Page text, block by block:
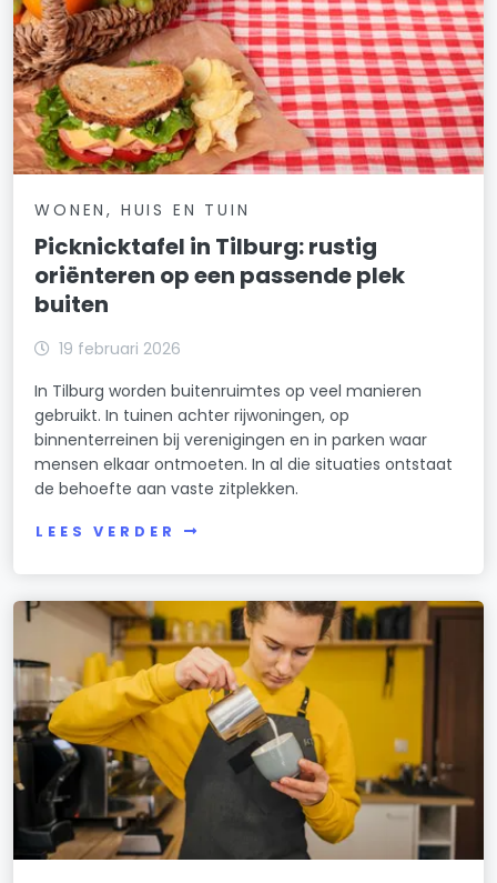
WONEN, HUIS EN TUIN
Picknicktafel in Tilburg: rustig
oriënteren op een passende plek
buiten
19 februari 2026
In Tilburg worden buitenruimtes op veel manieren
gebruikt. In tuinen achter rijwoningen, op
binnenterreinen bij verenigingen en in parken waar
mensen elkaar ontmoeten. In al die situaties ontstaat
de behoefte aan vaste zitplekken.
LEES VERDER